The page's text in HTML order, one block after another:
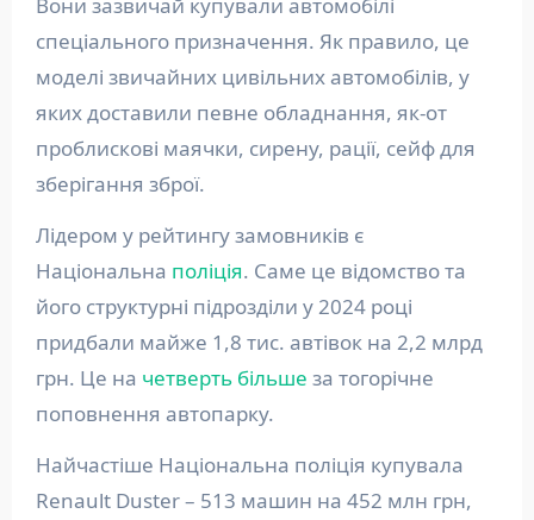
спеціального призначення. Як правило, це
моделі звичайних цивільних автомобілів, у
яких доставили певне обладнання, як-от
проблискові маячки, сирену, рації, сейф для
зберігання зброї.
Лідером у рейтингу замовників є
Національна поліція. Саме це відомство та
його структурні підрозділи у 2024 році
придбали майже 1,8 тис. автівок на 2,2 млрд
грн. Це на четверть більше за тогорічне
поповнення автопарку.
Найчастіше Національна поліція купувала
Renault Duster – 513 машин на 452 млн грн,